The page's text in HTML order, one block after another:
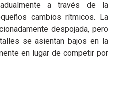
a través de la
cambios rítmicos. La
despojada, pero
se asientan bajos en la
en lugar de competir por